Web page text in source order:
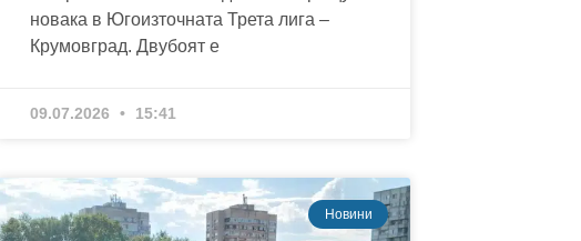
новака в Югоизточната Трета лига –
Крумовград. Двубоят е
09.07.2026 15:41
Новини